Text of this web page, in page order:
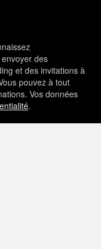
des
et des invitations à
pouvez à tout
Vos données
.